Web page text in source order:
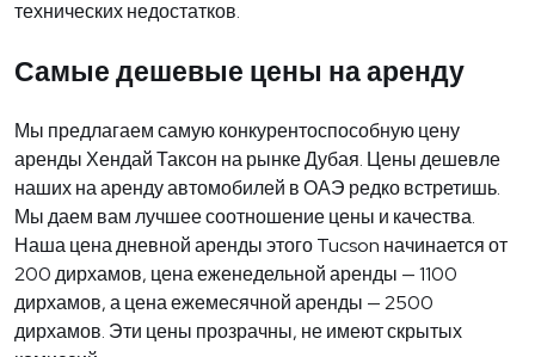
технических недостатков.
Самые дешевые цены на аренду
Мы предлагаем самую конкурентоспособную цену
аренды Хендай Таксон на рынке Дубая. Цены дешевле
наших на аренду автомобилей в ОАЭ редко встретишь.
Мы даем вам лучшее соотношение цены и качества.
Наша цена дневной аренды этого Tucson начинается от
200 дирхамов, цена еженедельной аренды — 1100
дирхамов, а цена ежемесячной аренды — 2500
дирхамов. Эти цены прозрачны, не имеют скрытых